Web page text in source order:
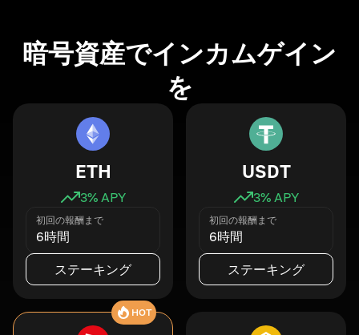
暗号資産でインカムゲイン
を
ETH
3% APY
初回の報酬まで
6時間
ステーキング
USDT
3% APY
初回の報酬まで
6時間
ステーキング
HOT